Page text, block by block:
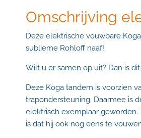
Omschrijving
Deze elektrische vouwbare
sublieme Rohloff naaf!
Wilt u er samen op uit? Dan is
Deze Koga tandem is voorzien
trapondersteuning. Daarmee is
elektrisch exemplaar
is dat hij ook nog eens te